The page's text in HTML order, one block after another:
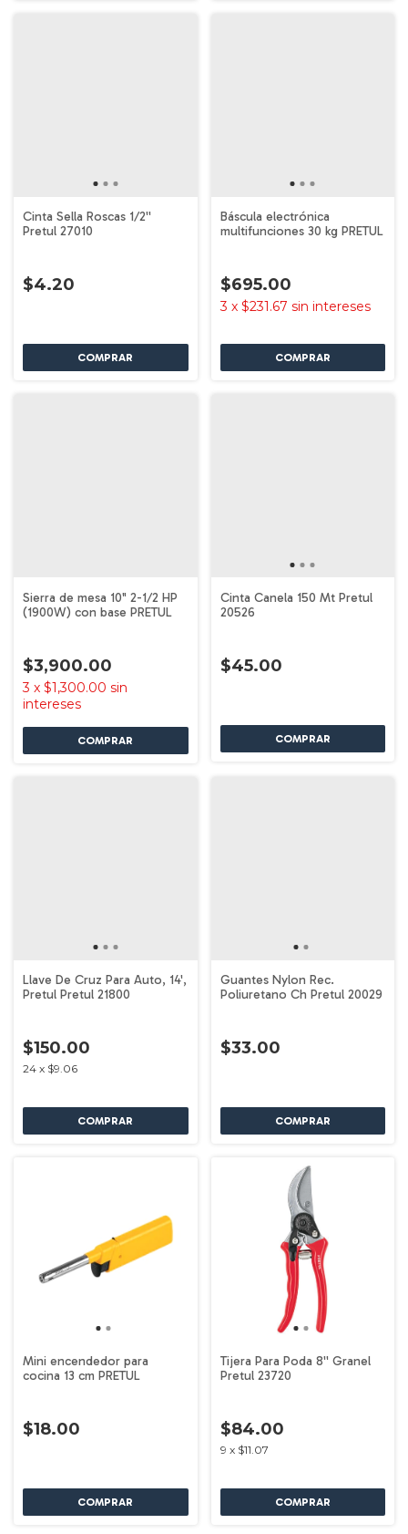
Cinta Sella Roscas 1/2''
Pretul 27010
$4.20
Báscula electrónica
multifunciones 30 kg PRETUL
$695.00
3 x $231.67 sin intereses
Sierra de mesa 10" 2-1/2 HP
(1900W) con base PRETUL
$3,900.00
3 x $1,300.00 sin
intereses
Cinta Canela 150 Mt Pretul
20526
$45.00
Llave De Cruz Para Auto, 14',
Pretul Pretul 21800
$150.00
24 x $9.06
Guantes Nylon Rec.
Poliuretano Ch Pretul 20029
$33.00
Mini encendedor para
cocina 13 cm PRETUL
$18.00
Tijera Para Poda 8'' Granel
Pretul 23720
$84.00
9 x $11.07